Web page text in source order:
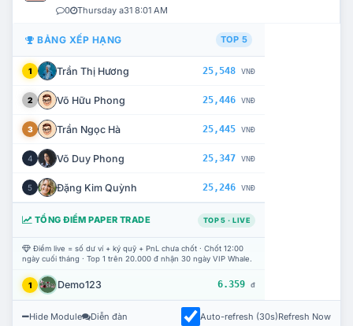
0 Thursday a31 8:01 AM
BẢNG XẾP HẠNG TOP 5
1 Trần Thị Hương 25,548 VNĐ
2 Võ Hữu Phong 25,446 VNĐ
3 Trần Ngọc Hà 25,445 VNĐ
4 Võ Duy Phong 25,347 VNĐ
5 Đặng Kim Quỳnh 25,246 VNĐ
TỔNG ĐIỂM PAPER TRADE TOP 5 · LIVE
Điểm live = số dư ví + ký quỹ + PnL chưa chốt · Chốt 12:00
ngày cuối tháng · Top 1 trên 20.000 đ nhận 30 ngày VIP Whale.
1 Demo123 6.359 đ
Hide Module Diễn đàn Auto-refresh (30s)Refresh Now